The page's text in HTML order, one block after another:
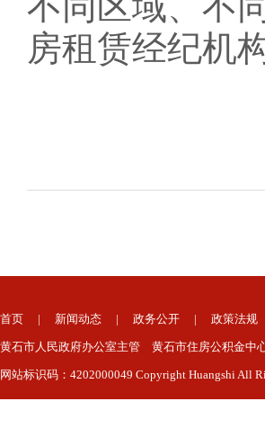
房租赁经纪机
首页 | 新闻动态 | 政务公开 | 政策法规
黄石市人民政府办公室主管 黄石市住房公积金
网站标识码：4202000049 Copyright Huangshi All